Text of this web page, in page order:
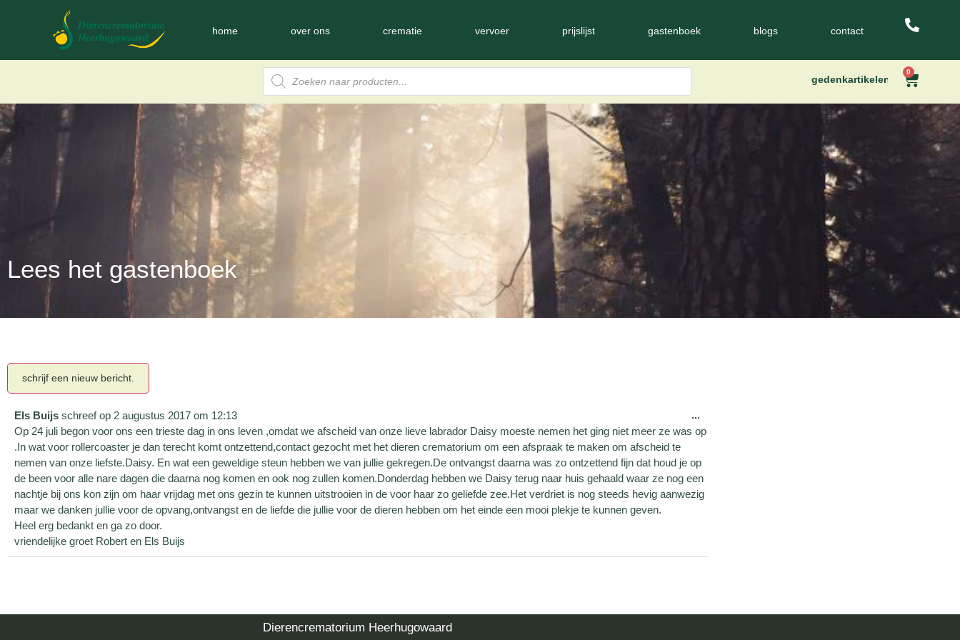
home over ons crematie vervoer prijslijst gastenboek blogs contact
gedenkartikelen
0
Lees het gastenboek
Els Buijs schreef op 2 augustus 2017 om 12:13
Op 24 juli begon voor ons een trieste dag in ons leven ,omdat we afscheid van onze lieve labrador Daisy moeste nemen het ging niet meer ze was op
.In wat voor rollercoaster je dan terecht komt ontzettend,contact gezocht met het dieren crematorium om een afspraak te maken om afscheid te
nemen van onze liefste.Daisy. En wat een geweldige steun hebben we van jullie gekregen.De ontvangst daarna was zo ontzettend fijn dat houd je op
de been voor alle nare dagen die daarna nog komen en ook nog zullen komen.Donderdag hebben we Daisy terug naar huis gehaald waar ze nog een
nachtje bij ons kon zijn om haar vrijdag met ons gezin te kunnen uitstrooien in de voor haar zo geliefde zee.Het verdriet is nog steeds hevig aanwezig
maar we danken jullie voor de opvang,ontvangst en de liefde die jullie voor de dieren hebben om het einde een mooi plekje te kunnen geven.
Heel erg bedankt en ga zo door.
vriendelijke groet Robert en Els Buijs
...
Dierencrematorium Heerhugowaard